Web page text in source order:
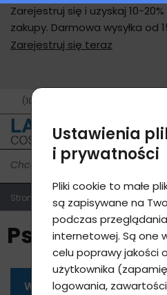
Zarejestruj się i uzyskaj 10-
zakupy. Darmowa wysyłka od
Zarejestruj się teraz
(10 - 17 h, Po - Pá, czeski, angielski)
Strona główna Produkty e-sklepu
Psychika
Wszystkie kategorie
Ustawienia
i prywatności
Pliki cookie to małe
są zapisywane na
podczas
internetowej. Są one
celu poprawy jakości
użytkownika
logowania,